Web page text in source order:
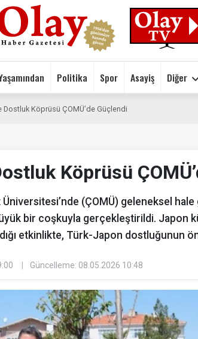
Politika Spor Asayiş Diğer
Dostluk Köprüsü ÇOMÜ’de Güçlendi
Köprüsü
(ÇOMÜ) geleneksel
bir coşkuyla gerçekleştirildi. Japon
etkinlikte, Türk-Japon dostluğunun
Güncelleme: 08.05.2026 10:48